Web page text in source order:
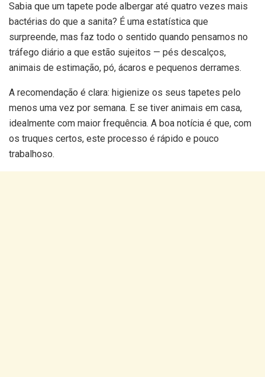
Sabia que um tapete pode albergar até quatro vezes mais
bactérias do que a sanita? É uma estatística que
surpreende, mas faz todo o sentido quando pensamos no
tráfego diário a que estão sujeitos — pés descalços,
animais de estimação, pó, ácaros e pequenos derrames.
A recomendação é clara: higienize os seus tapetes pelo
menos uma vez por semana. E se tiver animais em casa,
idealmente com maior frequência. A boa notícia é que, com
os truques certos, este processo é rápido e pouco
trabalhoso.